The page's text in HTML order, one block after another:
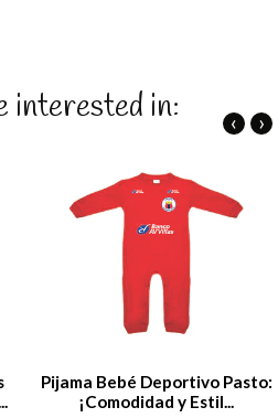
interested in:
Pijama Bebé Deportivo Pasto:
¡Comodidad y Estil...
‹ ›